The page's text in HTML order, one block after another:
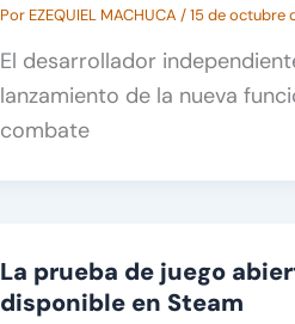
Por EZEQUIEL MACHUCA /15 de octubre
El desarrollador
lanzamiento de la nueva
combate
La prueba de juego
disponible en Steam